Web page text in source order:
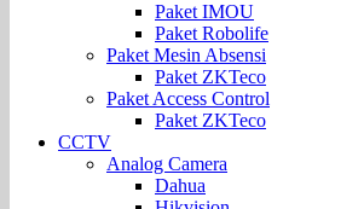
Paket IMOU
Paket Robolife
Paket Mesin Absensi
Paket ZKTeco
Paket Access Control
Paket ZKTeco
CCTV
Analog Camera
Dahua